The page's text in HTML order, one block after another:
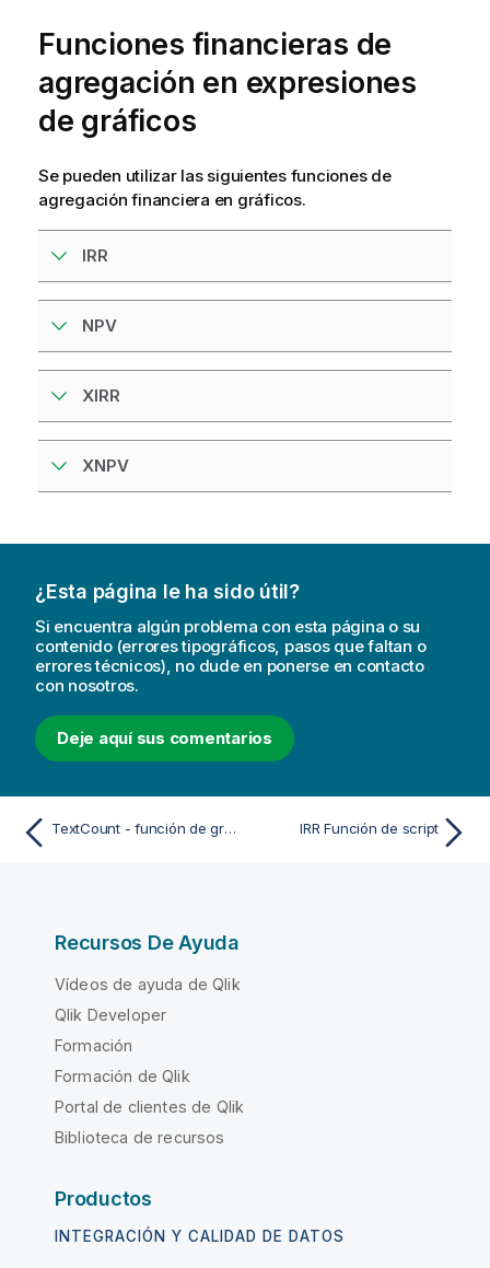
Funciones financieras de
agregación en expresiones
de gráficos
Se pueden utilizar las siguientes funciones de
agregación financiera en gráficos.
IRR
NPV
XIRR
XNPV
¿Esta página le ha sido útil?
Si encuentra algún problema con esta página o su
contenido (errores tipográficos, pasos que faltan o
errores técnicos), no dude en ponerse en contacto
con nosotros.
Deje aquí sus comentarios
TextCount - función de gráfico IRR Función de script
Recursos De Ayuda
Vídeos de ayuda de Qlik
Qlik Developer
Formación
Formación de Qlik
Portal de clientes de Qlik
Biblioteca de recursos
Productos
INTEGRACIÓN Y CALIDAD DE DATOS